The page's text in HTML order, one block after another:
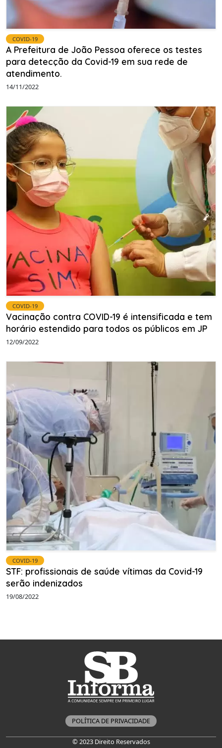
COVID-19
A Prefeitura de João Pessoa oferece os testes
para detecção da Covid-19 em sua rede de
atendimento.
14/11/2022
COVID-19
Vacinação contra COVID-19 é intensificada e tem
horário estendido para todos os públicos em JP
12/09/2022
COVID-19
STF: profissionais de saúde vítimas da Covid-19
serão indenizados
19/08/2022
POLÍTICA DE PRIVACIDADE
© 2023 Direito Reservados